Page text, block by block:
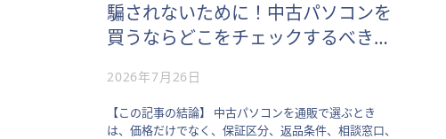
騙されないために！中古パソコンを
買うならどこをチェックするべきか
2026年7月26日
【この記事の結論】 中古パソコンを通販で選ぶとき
は、価格だけでなく、保証区分、返品条件、相談窓口、